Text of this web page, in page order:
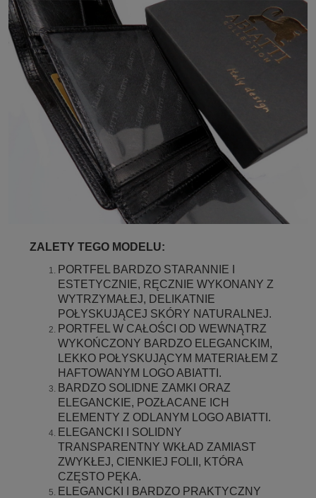
ZALETY TEGO MODELU:
PORTFEL BARDZO STARANNIE I
ESTETYCZNIE, RĘCZNIE WYKONANY Z
WYTRZYMAŁEJ, DELIKATNIE
POŁYSKUJĄCEJ SKÓRY NATURALNEJ.
PORTFEL W CAŁOŚCI OD WEWNĄTRZ
WYKOŃCZONY BARDZO ELEGANCKIM,
LEKKO POŁYSKUJĄCYM MATERIAŁEM Z
HAFTOWANYM LOGO ABIATTI.
BARDZO SOLIDNE ZAMKI ORAZ
ELEGANCKIE, POZŁACANE ICH
ELEMENTY Z ODLANYM LOGO ABIATTI.
ELEGANCKI I SOLIDNY
TRANSPARENTNY WKŁAD ZAMIAST
ZWYKŁEJ, CIENKIEJ FOLII, KTÓRA
CZĘSTO PĘKA.
ELEGANCKI I BARDZO PRAKTYCZNY